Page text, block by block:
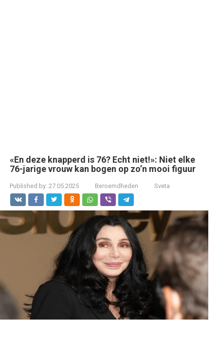
«En deze knapperd is 76? Echt niet!»: Niet elke
76-jarige vrouw kan bogen op zo’n mooi figuur
Published by: 27.05.2025 Beroemdheden Sveta